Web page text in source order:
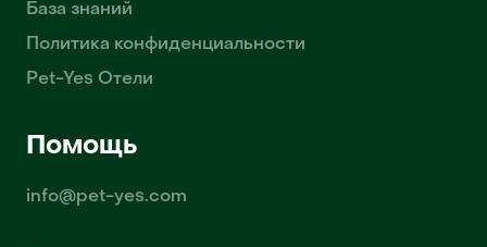
База знаний
Политика конфиденциальности
Pet-Yes Отели
Помощь
info@pet-yes.com